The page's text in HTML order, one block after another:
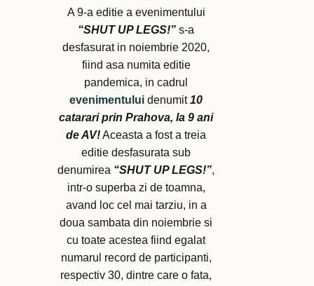
A 9-a editie a evenimentului
“SHUT UP LEGS!” s-a
desfasurat in noiembrie 2020,
fiind asa numita editie
pandemica, in cadrul
evenimentului denumit10
catarari prin Prahova, la 9 ani
de AV!Aceasta a fost a treia
editie desfasurata sub
denumirea “SHUT UP LEGS!”,
intr-o superba zi de toamna,
avand loc cel mai tarziu, in a
doua sambata din noiembrie si
cu toate acestea fiind egalat
numarul record de participanti,
respectiv 30, dintre care o fata,